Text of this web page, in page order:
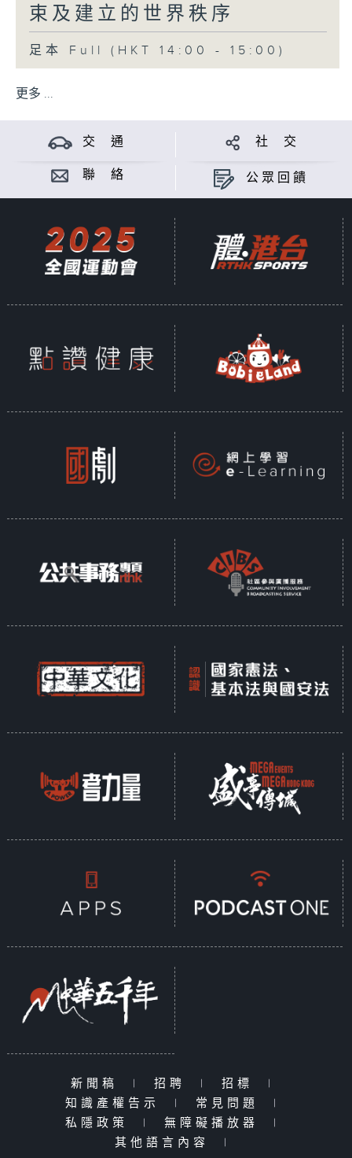
束及建立的世界秩序
足本 Full (HKT 14:00 - 15:00)
更多 ...
交 通 社 交
聯 絡 公眾回饋
新聞稿 | 招聘 | 招標
|
知識產權告示
| 常見問題
|
私隱政策
| 無障礙播放器
|
其他語言內容
|